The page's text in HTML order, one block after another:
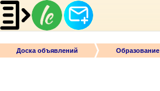
Доска объявлений Образование